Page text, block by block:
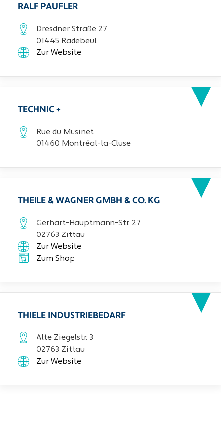
RALF PAUFLER
Dresdner Straße 27
01445 Radebeul
Zur Website
TECHNIC +
Rue du Musinet
01460 Montréal-la-Cluse
THEILE & WAGNER GMBH & CO. KG
Gerhart-Hauptmann-Str. 27
02763 Zittau
Zur Website
Zum Shop
THIELE INDUSTRIEBEDARF
Alte Ziegelstr. 3
02763 Zittau
Zur Website